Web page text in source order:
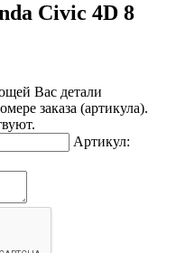
Civic 4D 8
Вас детали
заказа (артикула).
Артикул: